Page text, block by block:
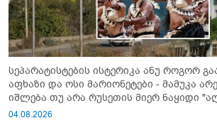
სეპარატისტების ისტერიკა ანუ როგორ
აფხაზი და ოსი მარიონეტები - მამუკა
იშლება თუ არა რუსეთის მიერ ნაყიდი
სისტემა?!
04.08.2026